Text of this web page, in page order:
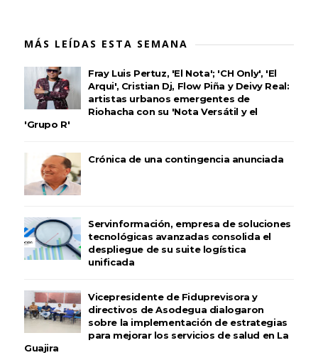
MÁS LEÍDAS ESTA SEMANA
Fray Luis Pertuz, 'El Nota'; 'CH Only', 'El
Arqui', Cristian Dj, Flow Piña y Deivy Real:
artistas urbanos emergentes de
Riohacha con su 'Nota Versátil y el
'Grupo R'
Crónica de una contingencia anunciada
Servinformación, empresa de soluciones
tecnológicas avanzadas consolida el
despliegue de su suite logística
unificada
Vicepresidente de Fiduprevisora y
directivos de Asodegua dialogaron
sobre la implementación de estrategias
para mejorar los servicios de salud en La
Guajira